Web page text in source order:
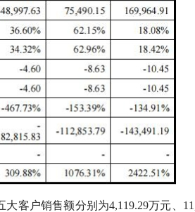
客户销售额分别为4,119.29万元、